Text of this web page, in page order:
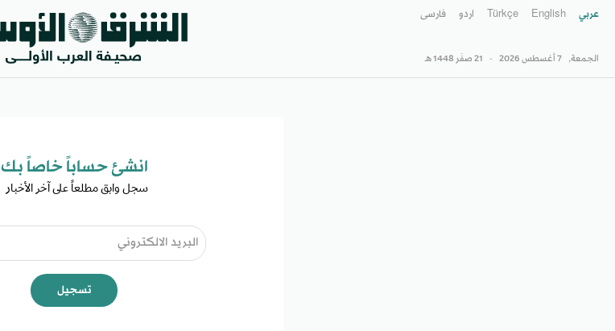
عربي English
Türkçe اردو فارسى
الجمعة, 7 أغسطس 2026 - 21 صفَر 1448 هـ
انشئ حساباً خاصاً بك​
سجل وابق مطلعاً على آخر الأخبار ​
تسجيل